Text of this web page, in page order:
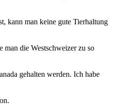
kann man keine gute Tierhaltung
die Westschweizer zu so
gehalten werden. Ich habe